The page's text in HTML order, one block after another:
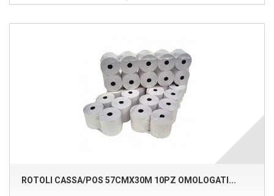
ROTOLI CASSA/POS 57CMX30M 10PZ OMOLOGATI...